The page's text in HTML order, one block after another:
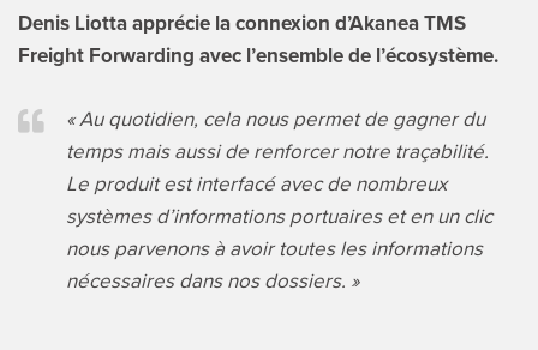
Denis Liotta apprécie la connexion d’Akanea TMS
Freight Forwarding avec l’ensemble de l’écosystème.
« Au quotidien, cela nous permet de gagner du
temps mais aussi de renforcer notre traçabilité.
Le produit est interfacé avec de nombreux
systèmes d’informations portuaires et en un clic
nous parvenons à avoir toutes les informations
nécessaires dans nos dossiers. »